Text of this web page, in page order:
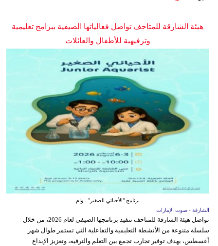
هيئة الشارقة للمتاحف تواصل فعالياتها الصيفية ببرامج تعليمية
وترفيهية للأطفال والعائلات
برنامج "الأحيائي الصغير" - وام
الشارقة - صوت الإمارات
تواصل هيئة الشارقة للمتاحف تنفيذ برنامجها الصيفي لعام 2026، من خلال
سلسلة متنوعة من الأنشطة التعليمية والتفاعلية التي تستمر طوال شهر
أغسطس، بهدف توفير تجارب تجمع بين التعلم والترفيه، وتعزيز الإبداع